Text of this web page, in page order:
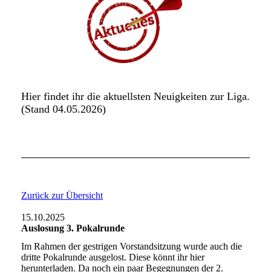
Hier findet ihr die aktuellsten Neuigkeiten zur Liga.
(Stand 04.05.2026)
Zurück zur Übersicht
15.10.2025
Auslosung 3. Pokalrunde
Im Rahmen der gestrigen Vorstandsitzung wurde auch die
dritte Pokalrunde ausgelost. Diese könnt ihr hier
herunterladen. Da noch ein paar Begegnungen der 2.